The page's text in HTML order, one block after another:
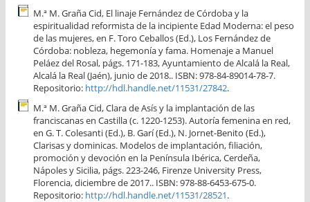
M.ª M. Graña Cid, El linaje Fernández de Córdoba y la
espiritualidad reformista de la incipiente Edad Moderna: el peso
de las mujeres, en F. Toro Ceballos (Ed.), Los Fernández de
Córdoba: nobleza, hegemonía y fama. Homenaje a Manuel
Peláez del Rosal, págs. 171-183, Ayuntamiento de Alcalá la Real,
Alcalá la Real (Jaén), junio de 2018.. ISBN: 978-84-89014-78-7.
Repositorio: http://hdl.handle.net/11531/27842.
M.ª M. Graña Cid, Clara de Asís y la implantación de las
franciscanas en Castilla (c. 1220-1253). Autoría femenina en red,
en G. T. Colesanti (Ed.), B. Garí (Ed.), N. Jornet-Benito (Ed.),
Clarisas y dominicas. Modelos de implantación, filiación,
promoción y devoción en la Península Ibérica, Cerdeña,
Nápoles y Sicilia, págs. 223-246, Firenze University Press,
Florencia, diciembre de 2017.. ISBN: 978-88-6453-675-0.
Repositorio: http://hdl.handle.net/11531/28521.